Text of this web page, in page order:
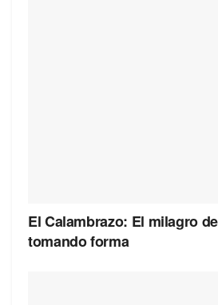
El Calambrazo: El milagro
tomando forma